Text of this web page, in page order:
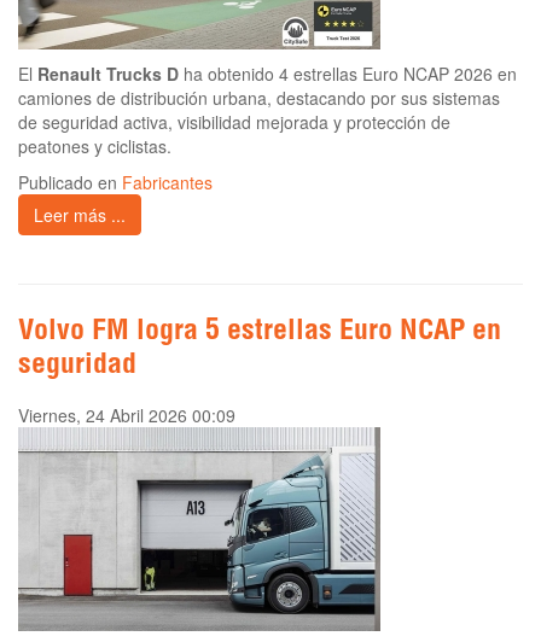
El Renault Trucks D ha obtenido 4 estrellas Euro NCAP 2026 en
camiones de distribución urbana, destacando por sus sistemas
de seguridad activa, visibilidad mejorada y protección de
peatones y ciclistas.
Publicado en Fabricantes
Leer más ...
Volvo FM logra 5 estrellas Euro NCAP en
seguridad
Viernes, 24 Abril 2026 00:09